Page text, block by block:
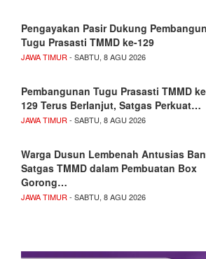
Pengayakan Pasir Dukung
Tugu Prasasti TMMD ke-129
JAWA TIMUR - SABTU, 8 AGU 2026
Pembangunan Tugu Prasasti TMMD
129 Terus Berlanjut, Satgas Perkuat…
JAWA TIMUR - SABTU, 8 AGU 2026
Warga Dusun Lembenah Antusias
Satgas TMMD dalam Pembuatan Box
Gorong…
JAWA TIMUR - SABTU, 8 AGU 2026